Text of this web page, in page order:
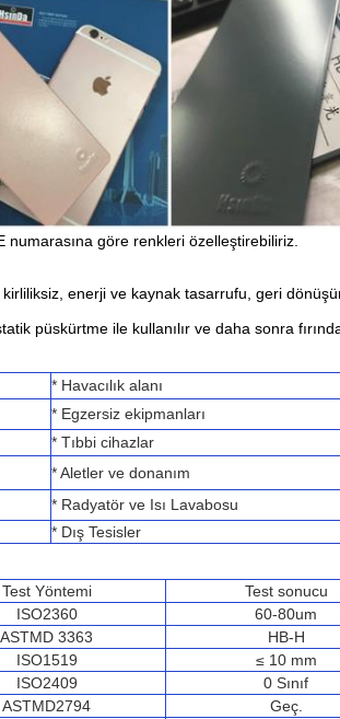
numarasına göre renkleri özelleştirebiliriz.
enerji ve kaynak tasarrufu, geri
püskürtme ile kullanılır ve daha sonra
* Havacılık alanı
* Egzersiz ekipmanları
* Tıbbi cihazlar
* Aletler ve donanım
* Radyatör ve Isı Lavabosu
* Dış Tesisler
Test Yöntemi
Test sonucu
ISO2360
60-80um
ASTMD 3363
HB-H
ISO1519
≤ 10 mm
ISO2409
0 Sınıf
ASTMD2794
Geç.